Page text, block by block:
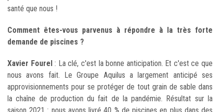
santé que nous !
Comment êtes-vous parvenus à répondre à la très forte
demande de piscines ?
Xavier Fourel: La clé, c'est la bonne anticipation. Et c'est ce que
nous avons fait. Le Groupe Aquilus a largement anticipé ses
approvisionnements pour se protéger de tout grain de sable dans
la chaîne de production du fait de la pandémie. Résultat sur la
saison 2021 : nous avons livré 40 % de piscines en plus dans des